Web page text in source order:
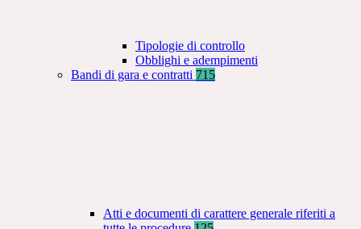
Tipologie di controllo
Obblighi e adempimenti
Bandi di gara e contratti 715
Atti e documenti di carattere generale riferiti a